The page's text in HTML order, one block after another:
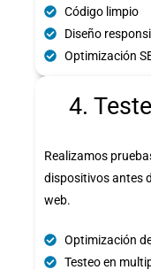
Código limpio
Diseño
Optimización
4.
Realizamos
dispositivos antes
web.
Optimización
Testeo en